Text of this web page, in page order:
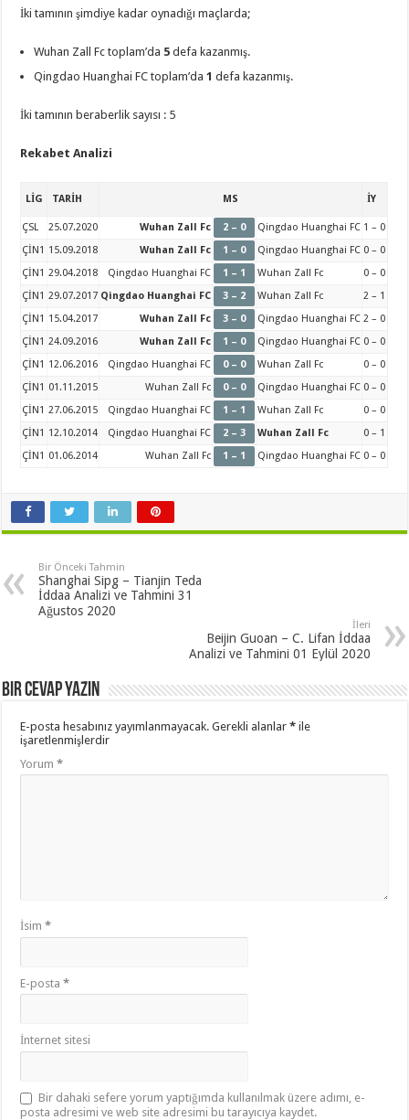
İki tamının şimdiye kadar oynadığı maçlarda;
Wuhan Zall Fc toplam’da 5 defa kazanmış.
Qingdao Huanghai FC toplam’da1 defa kazanmış.
İki tamının beraberlik sayısı : 5
Rekabet Analizi
LİG TARİH MS İY
ÇSL 25.07.2020 Wuhan Zall Fc 2 – 0 Qingdao Huanghai FC 1 – 0
ÇİN1 15.09.2018 Wuhan Zall Fc 1 – 0 Qingdao Huanghai FC 0 – 0
ÇİN1 29.04.2018 Qingdao Huanghai FC 1 – 1 Wuhan Zall Fc
0 – 0
ÇİN1 29.07.2017 Qingdao Huanghai FC 3 – 2 Wuhan Zall Fc
2 – 1
ÇİN1 15.04.2017 Wuhan Zall Fc 3 – 0 Qingdao Huanghai FC 2 – 0
ÇİN1 24.09.2016 Wuhan Zall Fc 1 – 0 Qingdao Huanghai FC 0 – 0
ÇİN1 12.06.2016 Qingdao Huanghai FC 0 – 0 Wuhan Zall Fc
0 – 0
ÇİN1 01.11.2015 Wuhan Zall Fc 0 – 0 Qingdao Huanghai FC 0 – 0
ÇİN1 27.06.2015 Qingdao Huanghai FC 1 – 1 Wuhan Zall Fc
0 – 0
ÇİN1 12.10.2014 Qingdao Huanghai FC 2 – 3 Wuhan Zall Fc
0 – 1
ÇİN1 01.06.2014 Wuhan Zall Fc 1 – 1 Qingdao Huanghai FC 0 – 0
Bir Önceki Tahmin
Shanghai Sipg – Tianjin Teda
İddaa Analizi ve Tahmini 31
Ağustos 2020
İleri
Beijin Guoan – C. Lifan İddaa
Analizi ve Tahmini 01 Eylül 2020
Bir cevap yazın
E-posta hesabınız yayımlanmayacak. Gerekli alanlar* ile
işaretlenmişlerdir
Yorum*
İsim*
E-posta*
İnternet sitesi
Bir dahaki sefere yorum yaptığımda kullanılmak üzere adımı, e-
posta adresimi ve web site adresimi bu tarayıcıya kaydet.